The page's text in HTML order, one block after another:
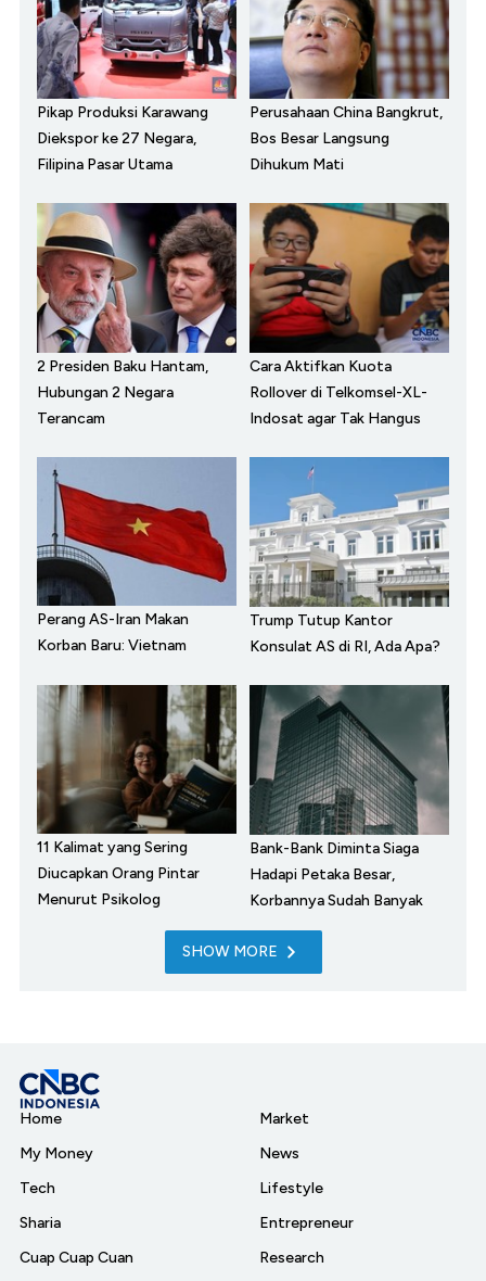
Pikap Produksi Karawang
Diekspor ke 27 Negara,
Filipina Pasar Utama
Perusahaan China Bangkrut,
Bos Besar Langsung
Dihukum Mati
2 Presiden Baku Hantam,
Hubungan 2 Negara
Terancam
Cara Aktifkan Kuota
Rollover di Telkomsel-XL-
Indosat agar Tak Hangus
Perang AS-Iran Makan
Korban Baru: Vietnam
Trump Tutup Kantor
Konsulat AS di RI, Ada Apa?
11 Kalimat yang Sering
Diucapkan Orang Pintar
Menurut Psikolog
Bank-Bank Diminta Siaga
Hadapi Petaka Besar,
Korbannya Sudah Banyak
SHOW MORE
Home
My Money
Tech
Sharia
Cuap Cuap Cuan
Market
News
Lifestyle
Entrepreneur
Research